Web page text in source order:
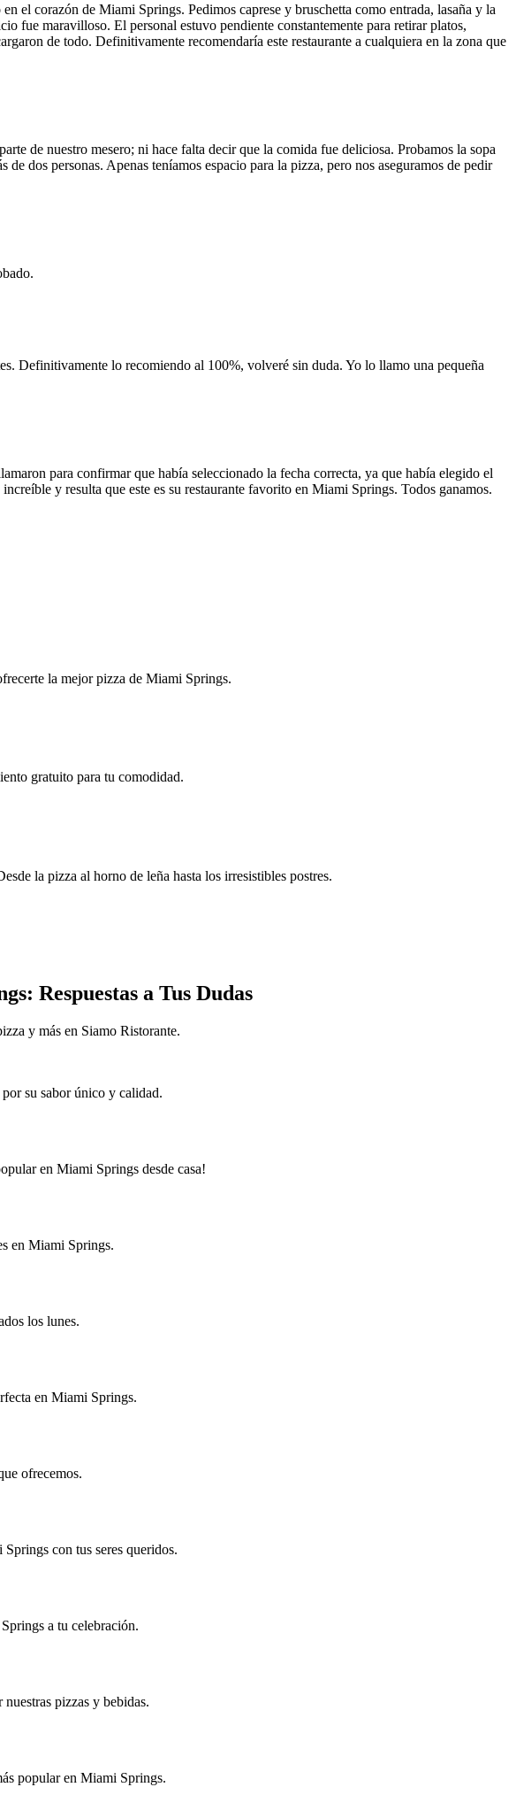
el corazón de Miami Springs. Pedimos caprese y bruschetta como entrada, lasaña y la
fue maravilloso. El personal estuvo pendiente constantemente para retirar platos,
de todo. Definitivamente recomendaría este restaurante a cualquiera en la zona que
de nuestro mesero; ni hace falta decir que la comida fue deliciosa. Probamos la sopa
dos personas. Apenas teníamos espacio para la pizza, pero nos aseguramos de pedir
Definitivamente lo recomiendo al 100%, volveré sin duda. Yo lo llamo una pequeña
para confirmar que había seleccionado la fecha correcta, ya que había elegido el
y resulta que este es su restaurante favorito en Miami Springs. Todos ganamos.
la mejor pizza de Miami Springs.
gratuito para tu comodidad.
la pizza al horno de leña hasta los irresistibles postres.
Respuestas a Tus Dudas
y más en Siamo Ristorante.
su sabor único y calidad.
en Miami Springs desde casa!
en Miami Springs.
los lunes.
en Miami Springs.
ofrecemos.
con tus seres queridos.
a tu celebración.
pizzas y bebidas.
popular en Miami Springs.